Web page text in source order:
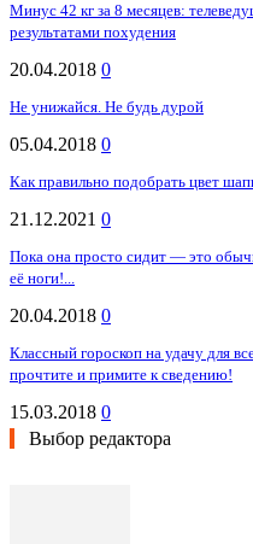
Минус 42 кг за 8 месяцев:
результатами похудения
20.04.2018 0
Не унижайся. Не будь дурой
05.04.2018 0
Как правильно подобрать цвет
21.12.2021 0
Пока она просто сидит — это
её ноги!...
20.04.2018 0
Классный гороскоп на удачу для
прочтите и примите к сведению!
15.03.2018 0
Выбор редактора